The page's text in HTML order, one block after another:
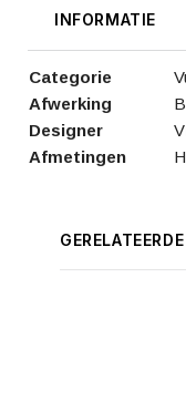
INFORMATIE
Categorie
Afwerking
Designer
Afmetingen